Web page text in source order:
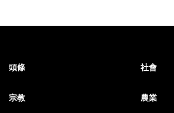
頭條 社會
宗教 農業